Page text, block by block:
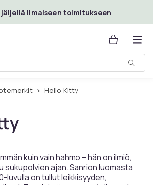
pääsisältöön
jäljellä ilmaiseen toimitukseen
Hello Kitty
kuin vain hahmo – hän on ilmiö,
sukupolvien ajan. Sanrion luomasta
luvulla on tullut leikkisyyden,